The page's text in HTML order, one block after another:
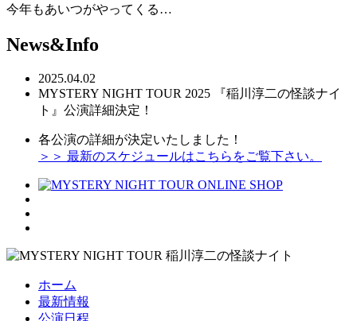
今年もあいつがやってくる…
News&Info
2025.04.02
MYSTERY NIGHT TOUR 2025 『稲川淳二の怪談ナイ
ト』公演詳細決定！
各公演の詳細が決定いたしました！
＞＞ 最新のスケジュールはこちらをご覧下さい。
ホーム
最新情報
公演日程